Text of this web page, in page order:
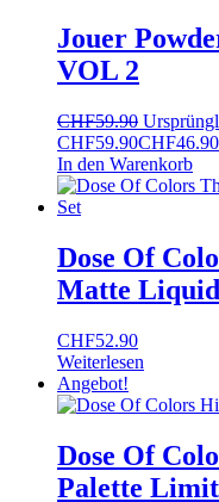
Jouer
VOL 2
CHF59.90
CHF59.90CHF46.90
In den Warenkorb
Dose Of
Matte
CHF52.90
Weiterlesen
Angebot!
Dose Of
Palette